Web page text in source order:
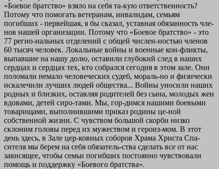
«Боевое братство» взяло на себя та-кую ответственность?
Потому что помогать ветеранам, инвалидам, семьям
погибших - первейшая, я бы сказал, уставная обязанность чле-
нов нашей организации. Потому что «Боевое братство» - это
77 регио-нальных отделений с общей числен-ностью членов
60 тысяч человек. Локальные войны и военные кон-фликты,
выпавшие на нашу долю, оставили глубокий след в наших
сердцах и сердцах тех, кто собрался сегодня в этом зале. Они
поломали немало человеческих судеб, мораль-но и физически
искалечили лучших людей общества... Войны уносили наших
родных и близких, оставляя родителей без сына, молодых жен
вдовами, детей сиро-тами. Мы, гор-димся нашими боевыми
товарищами, выполнившими приказ родины це-ной
собственной жизни. С чувством большой скорби низко
склоним головы перед их мужеством и героиз-мом. В этот
день здесь, в Зале цер-ковных соборов Храма Христа Спа-
сителя мы берем на себя обязатель-ства сделать все от нас
зависящее, чтобы семьи погибших постоянно чувствовали
помощь и поддержку «Боевого братства».